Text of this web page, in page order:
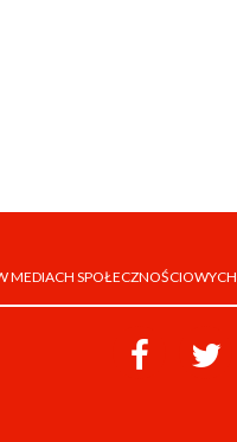
MEDIACH SPOŁECZNOŚCIOWYCH